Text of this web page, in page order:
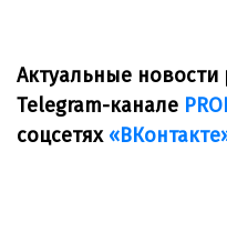
Актуальные
Telegram-канале
соцсетях